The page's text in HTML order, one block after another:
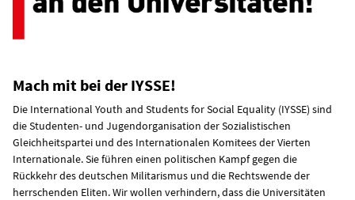
Mach mit bei der IYSSE!
Die International Youth and Students for Social Equality (IYSSE) sind
die Studenten- und Jugendorganisation der Sozialistischen
Gleichheitspartei und des Internationalen Komitees der Vierten
Internationale. Sie führen einen politischen Kampf gegen die
Rückkehr des deutschen Militarismus und die Rechtswende der
herrschenden Eliten. Wir wollen verhindern, dass die Universitäten